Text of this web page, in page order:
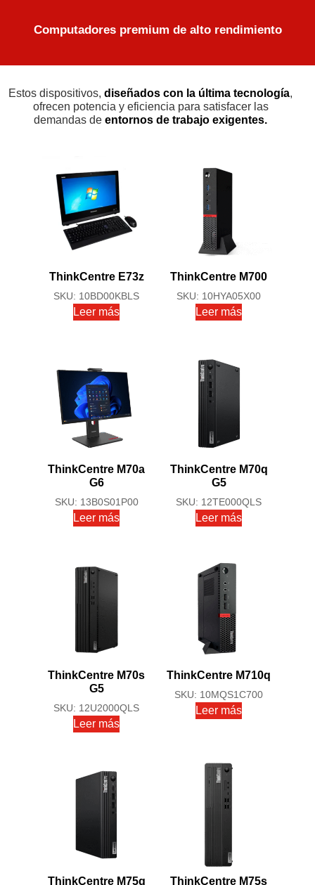
Computadores premium de alto rendimiento
Estos dispositivos, diseñados con la última tecnología,
ofrecen potencia y eficiencia para satisfacer las
demandas de entornos de trabajo exigentes.
ThinkCentre E73z
SKU: 10BD00KBLS
Leer más
ThinkCentre M700
SKU: 10HYA05X00
Leer más
ThinkCentre M70a
G6
SKU: 13B0S01P00
Leer más
ThinkCentre M70q
G5
SKU: 12TE000QLS
Leer más
ThinkCentre M70s
G5
SKU: 12U2000QLS
Leer más
ThinkCentre M710q
SKU: 10MQS1C700
Leer más
ThinkCentre M75q ThinkCentre M75s